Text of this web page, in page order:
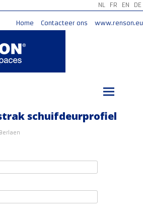
NL FR EN DE
Home Contacteer ons www.renson.eu
schuifdeurprofiel